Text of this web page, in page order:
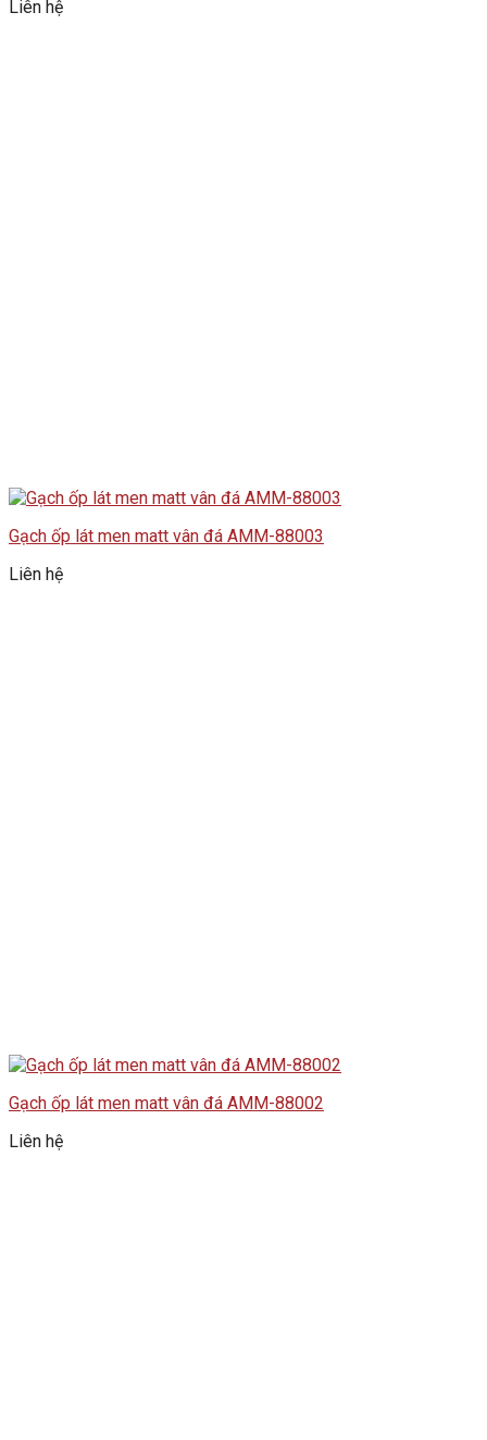
Liên hệ
Gạch ốp lát men matt vân đá AMM-88003
Liên hệ
Gạch ốp lát men matt vân đá AMM-88002
Liên hệ